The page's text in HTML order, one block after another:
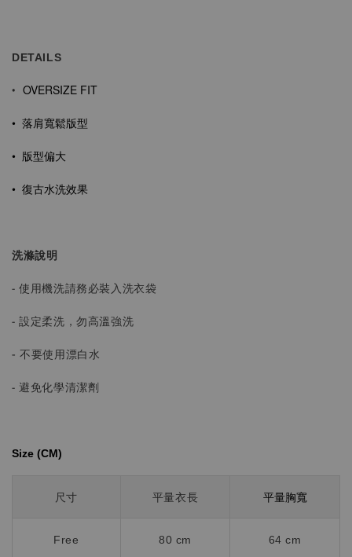
DETAILS
• OVERSIZE FIT
• 落肩寬鬆版型
• 版型偏大
• 復古水洗效果
洗滌說明
- 使用機洗請務必裝入洗衣袋
- 設定柔洗，勿高溫強洗
-不要使用漂白水
- 避免化學清潔劑
Size (CM)⁡⁡
尺寸 平量衣長 平量胸寬
Free 80 cm 64 cm